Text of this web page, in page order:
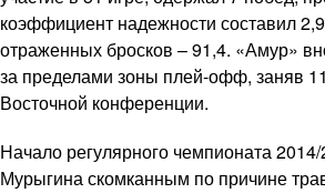
коэффициент надежности составил
отраженных бросков – 91,4. «Амур»
за пределами зоны плей-офф, заняв
Восточной конференции.
Начало регулярного чемпионата
Мурыгина скомканным по причине